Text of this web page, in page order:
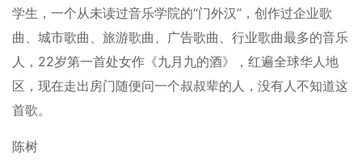
学生，一个从未读过音乐学院的“门外汉”，创作过企业歌
曲、城市歌曲、旅游歌曲、广告歌曲、行业歌曲最多的音乐
人，22岁第一首处女作《九月九的酒》，红遍全球华人地
区，现在走出房门随便问一个叔叔辈的人，没有人不知道这
首歌。
陈树